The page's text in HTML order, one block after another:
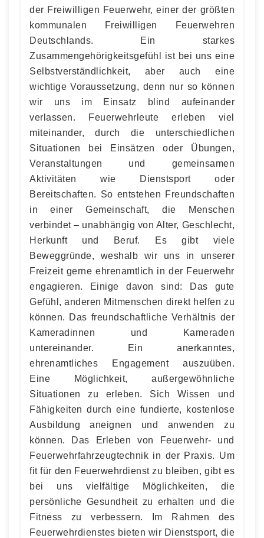
der Freiwilligen Feuerwehr, einer der größten
kommunalen Freiwilligen Feuerwehren
Deutschlands. Ein starkes
Zusammengehörigkeitsgefühl ist bei uns eine
Selbstverständlichkeit, aber auch eine
wichtige Voraussetzung, denn nur so können
wir uns im Einsatz blind aufeinander
verlassen. Feuerwehrleute erleben viel
miteinander, durch die unterschiedlichen
Situationen bei Einsätzen oder Übungen,
Veranstaltungen und gemeinsamen
Aktivitäten wie Dienstsport oder
Bereitschaften. So entstehen Freundschaften
in einer Gemeinschaft, die Menschen
verbindet – unabhängig von Alter, Geschlecht,
Herkunft und Beruf. Es gibt viele
Beweggründe, weshalb wir uns in unserer
Freizeit gerne ehrenamtlich in der Feuerwehr
engagieren. Einige davon sind: Das gute
Gefühl, anderen Mitmenschen direkt helfen zu
können. Das freundschaftliche Verhältnis der
Kameradinnen und Kameraden
untereinander. Ein anerkanntes,
ehrenamtliches Engagement auszuüben.
Eine Möglichkeit, außergewöhnliche
Situationen zu erleben. Sich Wissen und
Fähigkeiten durch eine fundierte, kostenlose
Ausbildung aneignen und anwenden zu
können. Das Erleben von Feuerwehr- und
Feuerwehrfahrzeugtechnik in der Praxis. Um
fit für den Feuerwehrdienst zu bleiben, gibt es
bei uns vielfältige Möglichkeiten, die
persönliche Gesundheit zu erhalten und die
Fitness zu verbessern. Im Rahmen des
Feuerwehrdienstes bieten wir Dienstsport, die